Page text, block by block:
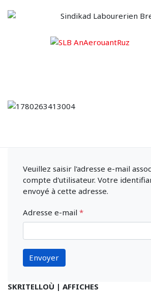
Veuillez saisir l'adresse e-mail
compte d'utilisateur. Votre
envoyé à cette adresse.
Adresse e-mail *
Envoyer
SKRITELLOÙ | AFFICHES